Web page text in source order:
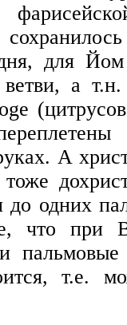
для
а
А
до одних
что при
т.е.